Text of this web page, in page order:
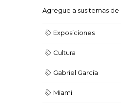
Agregue a sus temas de
Exposiciones
Cultura
Gabriel García
Miami